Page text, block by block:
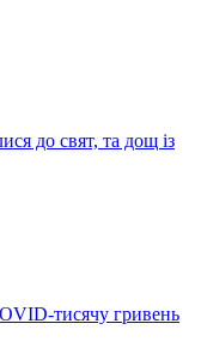
до свят, та дощ із
тисячу гривень